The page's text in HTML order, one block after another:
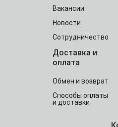
Вакансии
Новости
Сотрудничество
Доставка и
оплата
Обмен и возврат
Способы оплаты
и доставки